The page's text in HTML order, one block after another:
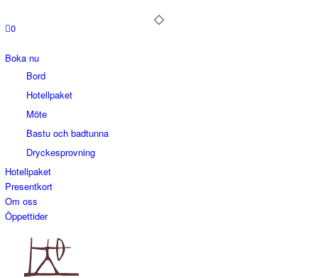
0
Boka nu
Bord
Hotellpaket
Möte
Bastu och badtunna
Dryckesprovning
Hotellpaket
Presentkort
Om oss
Öppettider